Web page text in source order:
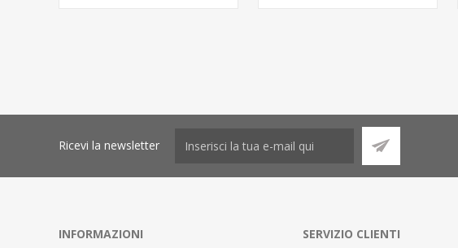
Ricevi la newsletter
INFORMAZIONI SERVIZIO CLIENTI